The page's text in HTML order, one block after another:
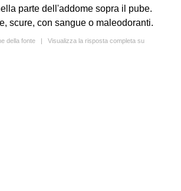
parte dell'addome sopra il pube.
scure, con sangue o maleodoranti.
della fonte | Visualizza la risposta completa su